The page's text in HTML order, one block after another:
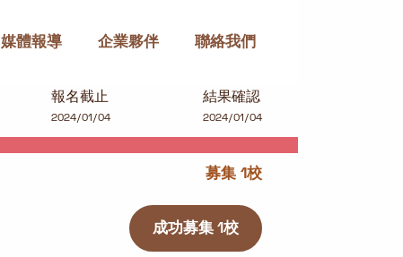
媒體報導 企業夥伴 聯絡我們
報名截止
2024/01/04
結果確認
2024/01/04
募集 1校
成功募集 1校